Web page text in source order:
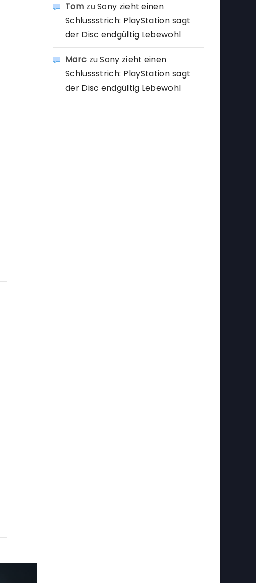
TomzuSony zieht einen
Schlussstrich: PlayStation sagt
der Disc endgültig Lebewohl
Marc zuSony zieht einen
Schlussstrich: PlayStation sagt
der Disc endgültig Lebewohl